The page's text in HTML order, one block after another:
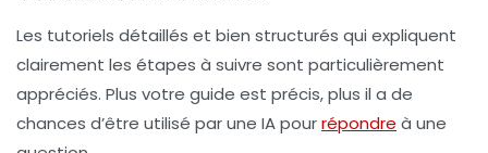
Les tutoriels détaillés et bien structurés qui expliquent
clairement les étapes à suivre sont particulièrement
appréciés. Plus votre guide est précis, plus il a de
chances d’être utilisé par une IA pourrépondre à une